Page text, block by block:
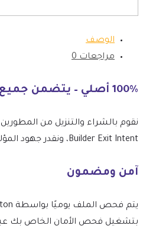
الوصف
مراجعات0
100% أصلي – يتضمن جميع الميزات المتميزة.
Builder Exit Intent، ونقدر جهود المؤلفين وعملهم الأصلي. يتم استخدام الأسماء والتعبيرات والعلامات التجارية بالحد الأدنى الضروري لتحديد العنصر بصدق ودقة.
آمن ومضمون
بتشغيل فحص الأمان الخاص بك عبر